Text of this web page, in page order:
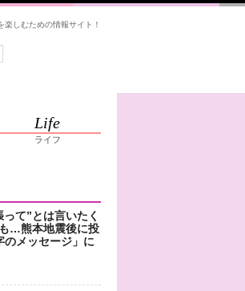
楽しむための情報サイト！
Life
ライフ
って”とは言いたく
…熊本地震後に投
のメッセージ」に